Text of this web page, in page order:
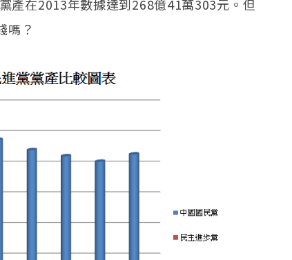
產在2013年數據達到268億41萬303元。但
嗎？